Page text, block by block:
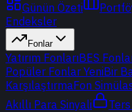
Günün Özeti
Endeksler
Fonlar
Yatırım FonlarıBES
Popüler Fonlar YeniBir
KarşılaştırmaFon
Akıllı Para Sinyali